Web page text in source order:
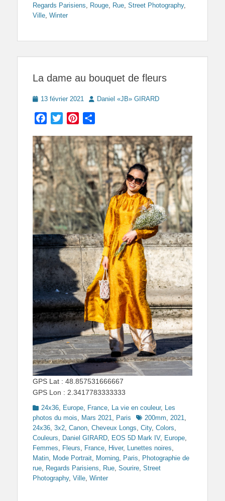
Regards Parisiens, Rouge, Rue, Street Photography,
Ville, Winter
La dame au bouquet de fleurs
Posted
13 février 2021 AuthorDaniel «JB» GIRARD
Facebook
TwitterPinterest
GPS Lat : 48.857531666667
GPS Lon : 2.3417783333333
Categories
24x36, Europe, France, La vie en couleur, Les
photos du mois, Mars 2021, Paris Tags200mm, 2021,
24x36, 3x2, Canon, Cheveux Longs, City, Colors,
Couleurs, Daniel GIRARD, EOS 5D Mark IV, Europe,
Femmes, Fleurs, France, Hiver, Lunettes noires,
Matin, Mode Portrait, Morning, Paris, Photographie de
rue, Regards Parisiens, Rue, Sourire, Street
Photography, Ville, Winter